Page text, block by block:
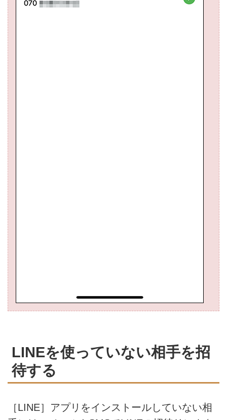
LINEを使っていない相手を招
待する
［LINE］アプリをインストールしていない相